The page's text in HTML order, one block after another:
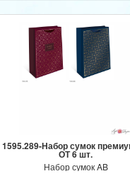
1595.289-Набор сумок
ОТ 6 шт.
Набор сумок AB